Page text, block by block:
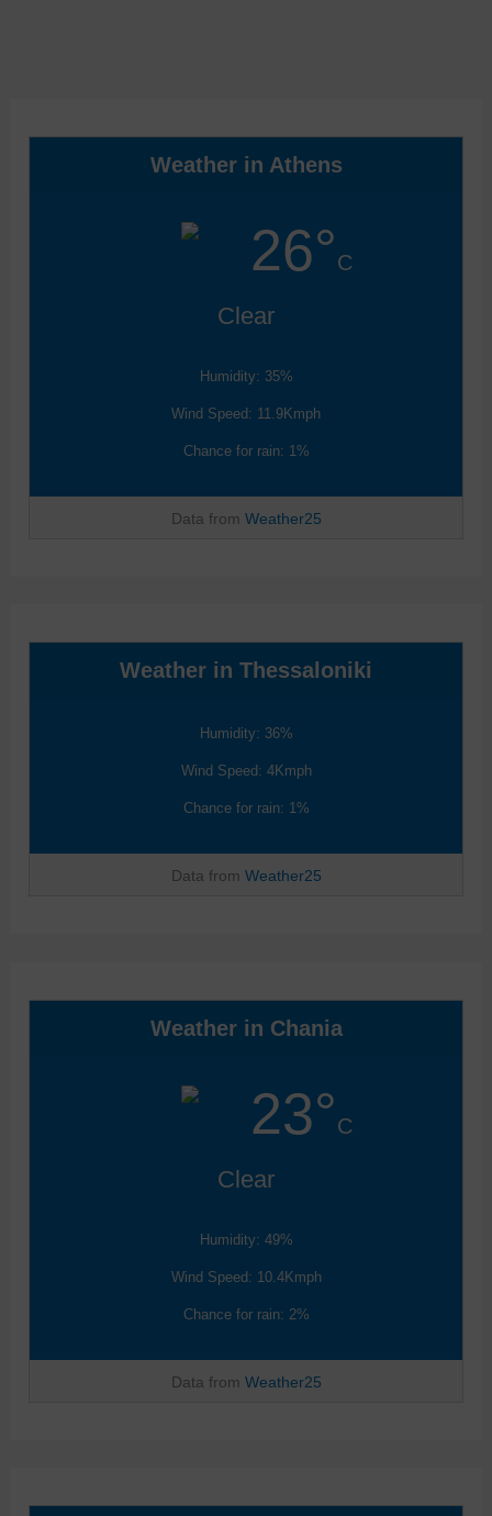
Weather in Athens
26°C
Clear
Humidity: 35%
Wind Speed: 11.9Kmph
Chance for rain: 1%
Data from Weather25
Weather in Thessaloniki
Humidity: 36%
Wind Speed: 4Kmph
Chance for rain: 1%
Data from Weather25
Weather in Chania
23°C
Clear
Humidity: 49%
Wind Speed: 10.4Kmph
Chance for rain: 2%
Data from Weather25